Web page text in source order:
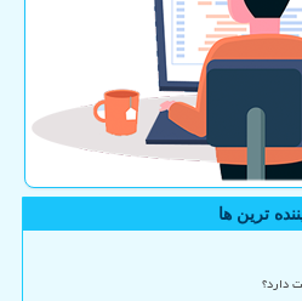
ترین ها
دارد؟